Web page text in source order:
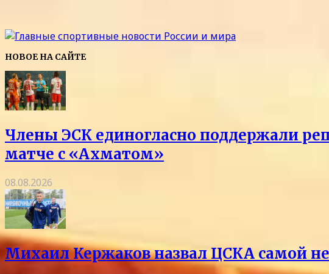
НОВОЕ НА САЙТЕ
Члены ЭСК единогласно поддержали
матче с «Ахматом»
08.08.2026
Михаил Кержаков назвал ЦСКА самой